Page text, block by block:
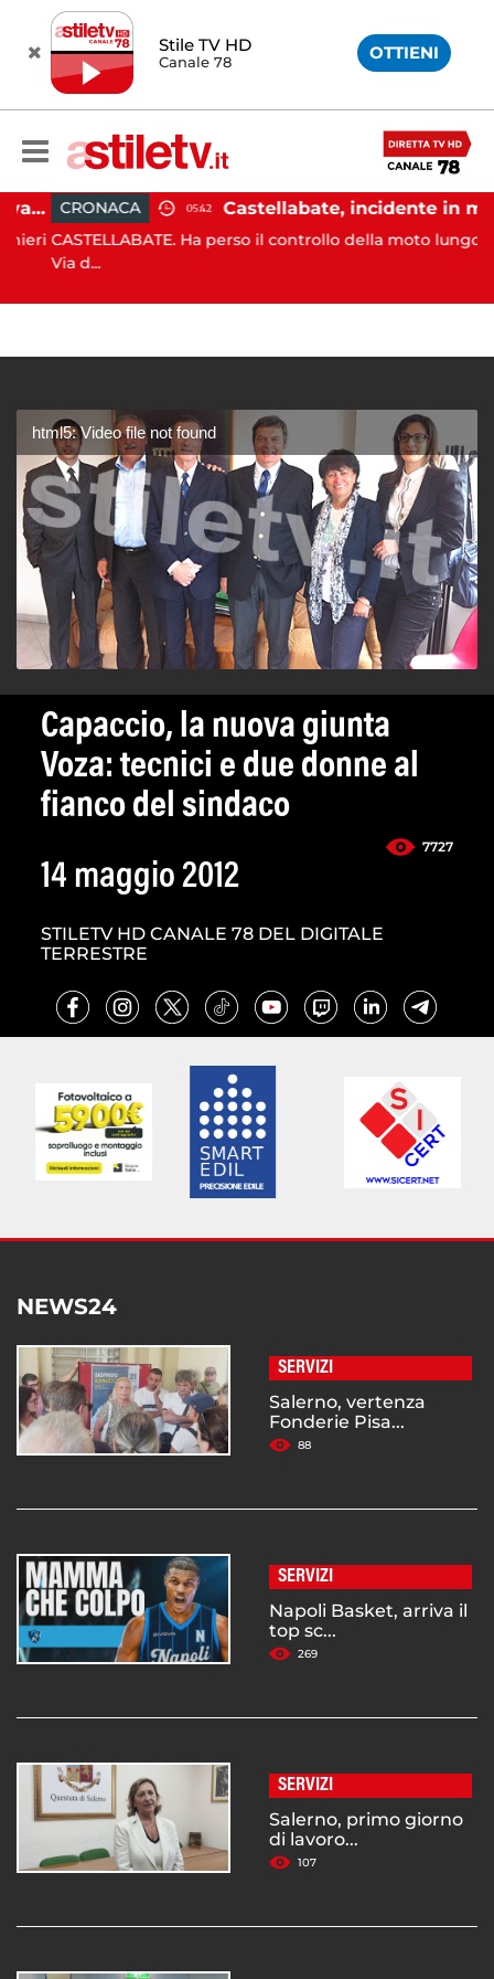
Stile TV HD
Canale 78 OTTIENI
Angri, scippano anziana davanti ad un negozio: tre arresti CRONACA 05:42 Castellabate, incidente in moto: 27enne in ospedale
CASTELLABATE. Ha perso il controllo della moto lungo la
Via d...
html5: Video file not found
Capaccio, la nuova giunta
Voza: tecnici e due donne al
fianco del sindaco
7727
14 maggio 2012
STILETV HD CANALE 78 DEL DIGITALE
TERRESTRE
NEWS24
SERVIZI
Salerno, vertenza
Fonderie Pisa...
88
SERVIZI
Napoli Basket, arriva il
top sc...
269
SERVIZI
Salerno, primo giorno
di lavoro...
107